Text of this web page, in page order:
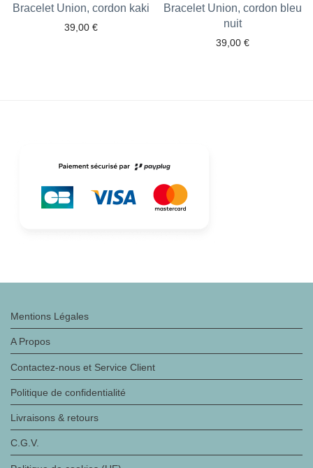
Bracelet Union, cordon kaki
39,00 €
Bracelet Union, cordon bleu
nuit
39,00 €
Mentions Légales
A Propos
Contactez-nous et Service Client
Politique de confidentialité
Livraisons & retours
C.G.V.